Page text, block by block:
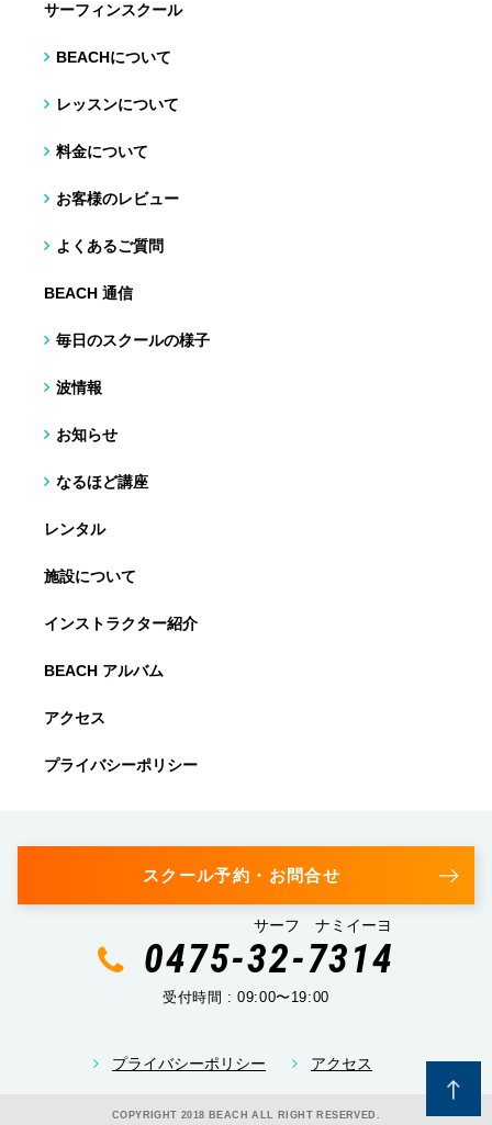
サーフィンスクール
BEACHについて
レッスンについて
料金について
お客様のレビュー
よくあるご質問
BEACH 通信
毎日のスクールの様子
波情報
お知らせ
なるほど講座
レンタル
施設について
インストラクター紹介
BEACH アルバム
アクセス
プライバシーポリシー
スクール予約・お問合せ
サーフ ナミイーヨ
0475-32-7314
受付時間 : 09:00〜19:00
プライバシーポリシー アクセス
COPYRIGHT 2018 BEACH ALL RIGHT RESERVED.